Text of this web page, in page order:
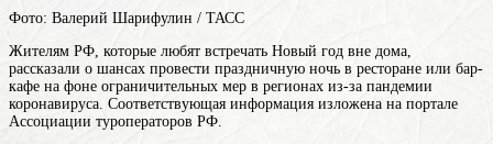
Фото: Валерий Шарифулин / ТАСС
Жителям РФ, которые любят встречать Новый год вне дома,
рассказали о шансах провести праздничную ночь в ресторане или бар-
кафе на фоне ограничительных мер в регионах из-за пандемии
коронавируса. Соответствующая информация изложена на портале
Ассоциации туроператоров РФ.